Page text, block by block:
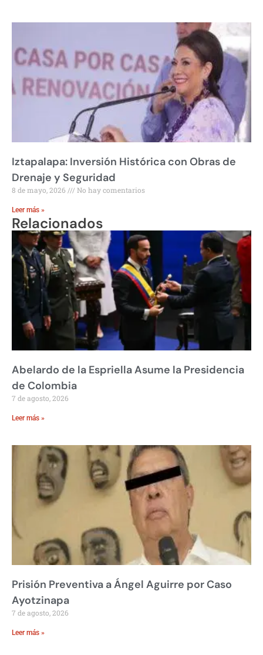
Iztapalapa: Inversión Histórica con Obras de
Drenaje y Seguridad
8 de mayo, 2026 No hay comentarios
Leer más »
Relacionados
Abelardo de la Espriella Asume la Presidencia
de Colombia
7 de agosto, 2026
Leer más »
Prisión Preventiva a Ángel Aguirre por Caso
Ayotzinapa
7 de agosto, 2026
Leer más »